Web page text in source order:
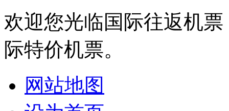
欢迎您光临国际往返机
际特价机票。
网站地图